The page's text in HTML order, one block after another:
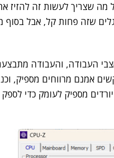
שצריך לעשות זה להזיז
שזה פחות קל, אבל בסוף
העבודה, והעבודה
אמנם מרווחים מספיק,
מספיק לעומק כדי